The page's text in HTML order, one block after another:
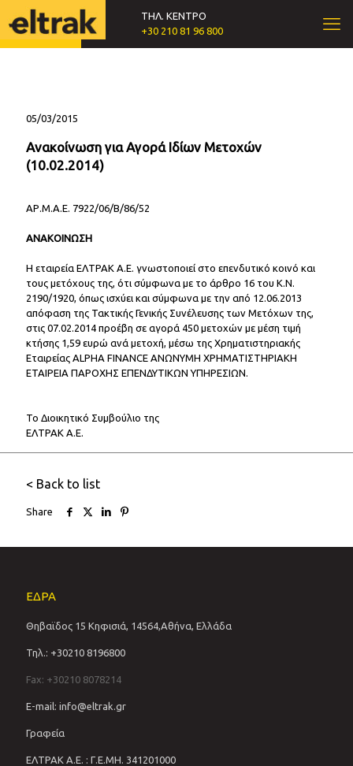
ΤΗΛ. ΚΕΝΤΡΟ
+30 210 81 96 800
05/03/2015
Ανακοίνωση για Αγορά Ιδίων Μετοχών
(10.02.2014)
ΑΡ.Μ.Α.Ε. 7922/06/Β/86/52
ΑΝΑΚΟΙΝΩΣΗ
Η εταιρεία ΕΛΤΡΑΚ Α.Ε. γνωστοποιεί στο επενδυτικό κοινό και
τους μετόχους της, ότι σύμφωνα με το άρθρο 16 του Κ.Ν.
2190/1920, όπως ισχύει και σύμφωνα με την από 12.06.2013
απόφαση της Τακτικής Γενικής Συνέλευσης των Μετόχων της,
στις 07.02.2014 προέβη σε αγορά 450 μετοχών με μέση τιμή
κτήσης 1,59 ευρώ ανά μετοχή, μέσω της Χρηματιστηριακής
Εταιρείας ALPHA FINANCE ΑΝΩΝΥΜΗ ΧΡΗΜΑΤΙΣΤΗΡΙΑΚΗ
ΕΤΑΙΡΕΙΑ ΠΑΡΟΧΗΣ ΕΠΕΝΔΥΤΙΚΩΝ ΥΠΗΡΕΣΙΩΝ.
Το Διοικητικό Συμβούλιο της
ΕΛΤΡΑΚ Α.Ε.
< Back to list
Share
ΕΔΡΑ
Θηβαϊδος 15 Κηφισιά, 14564,Αθήνα, Ελλάδα
Τηλ.: +30210 8196800
Fax: +30210 8078214
E-mail: info@eltrak.gr
Γραφεία
ΕΛΤΡΑΚ Α.Ε. : Γ.Ε.ΜΗ. 341201000